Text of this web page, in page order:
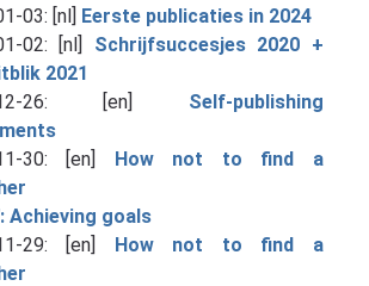
03: [nl] Eerste publicaties in 2024
02: [nl] Schrijfsuccesjes 2020 +
2021
12-26: [en] Self-publishing
30: [en] How not to find a
Achieving goals
29: [en] How not to find a